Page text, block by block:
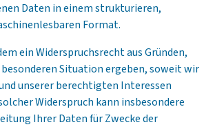
Daten in einem strukturieren,
Format.
ein Widerspruchsrecht aus Gründen,
besonderen Situation ergeben, soweit wir
unserer berechtigten Interessen
Widerspruch kann insbesondere
Ihrer Daten für Zwecke der